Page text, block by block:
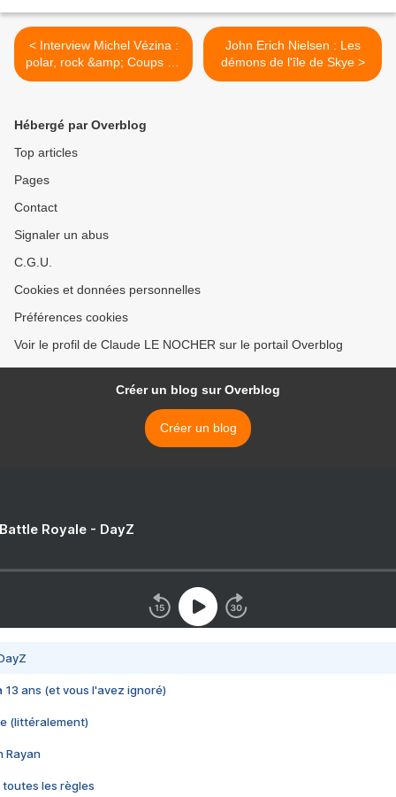
< Interview Michel Vézina :
polar, rock &amp; Coups de
tête
John Erich Nielsen : Les
démons de l'île de Skye >
Hébergé par Overblog
Top articles
Pages
Contact
Signaler un abus
C.G.U.
Cookies et données personnelles
Préférences cookies
Voir le profil de Claude LE NOCHER sur le portail Overblog
Créer un blog sur Overblog
Créer un blog
Royale - DayZ
13 ans (et vous l'avez ignoré)
(littéralement)
Rayan
toutes les règles